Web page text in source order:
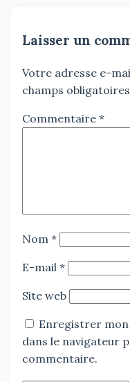
Laisser un
Votre adresse e-
champs
Commentaire *
Nom *
E-mail *
Site web
Enregistrer
dans le navigateur
commentaire.